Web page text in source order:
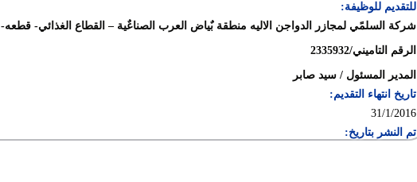
للتقديم للوظيفة:
شركة السلمًي لمجازر الدواجن الاليه منطقة بٌياض العرب الصناعٌية – القطاع الغذائي- قطعه- 52-53-54
الرقم التاميني/2335932
المدير المسئول / سيد صابر
تاريخ انتهاء التقديم:
31/1/2016
تم النشر بتاريخ: